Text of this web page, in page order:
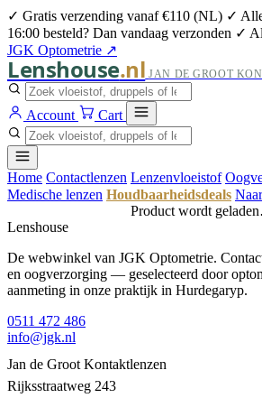
✓ Gratis verzending vanaf €110 (NL) ✓
16:00 besteld? Dan vandaag verzonden ✓
JGK Optometrie ↗
Lenshouse.nl JAN DE GROOT
Account Cart
Home Contactlenzen Lenzenvloeistof
Medische lenzen Houdbaarheidsdeals
Product wordt
Lenshouse
De webwinkel van JGK Optometrie.
en oogverzorging — geselecteerd door
aanmeting in onze praktijk in Hurdegaryp.
0511 472 486
info@jgk.nl
Jan de Groot Kontaktlenzen
Rijksstraatweg 243